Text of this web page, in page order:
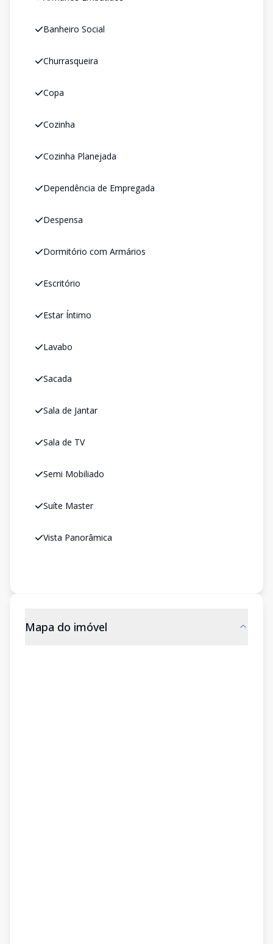
Banheiro Social
Churrasqueira
Copa
Cozinha
Cozinha Planejada
Dependência de Empregada
Despensa
Dormitório com Armários
Escritório
Estar Íntimo
Lavabo
Sacada
Sala de Jantar
Sala de TV
Semi Mobiliado
Suíte Master
Vista Panorâmica
Mapa do imóvel